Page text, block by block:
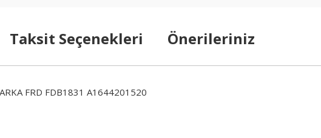
Taksit Seçenekleri Önerileriniz
FRD FDB1831 A1644201520